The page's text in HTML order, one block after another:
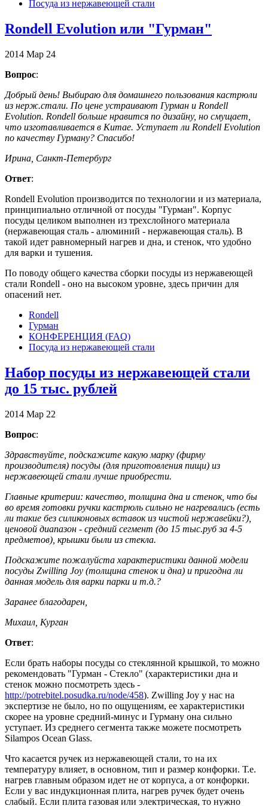
Посуда из нержавеющей стали
Rondell Evolution или "Гурман"
2014 Мар 24
Вопрос:
Добрый день! Выбираю для домашнего пользования кастрюли
из нерж.стали. По цене устраивают Гурман и Rondell
Evolution. Rondell больше нравится по дизайну, но смущает,
что изготавливается в Китае. Уступает ли Rondell Evolution
по качеству Гурману? Спасибо!
Ирина, Санкт-Петербург
Ответ:
Rondell Evolution производится по технологии и из материала,
принципиально отличной от посуды "Гурман". Корпус
посуды целиком выполнен из трехслойного материала
(нержавеющая сталь - алюминий - нержавеющая сталь). В
такой идет равномерный нагрев и дна, и стенок, что удобно
для варки и тушения.
По поводу общего качества сборки посуды из нержавеющей
стали Rondell - оно на высоком уровне, здесь причин для
опасений нет.
Rondell
Гурман
КОНФЕРЕНЦИЯ (FAQ)
Посуда из нержавеющей стали
Набор посуды из нержавеющей стали
до 15 тыс. рублей
2014 Мар 22
Вопрос:
Здравствуйте, подскажите какую марку (фирму
производителя) посуды (для приготовления пищи) из
нержавеющей стали лучше приобрести.
Главные критерии: качество, толщина дна и стенок, что бы
во время готовки ручки кастрюль сильно не нагревались (есть
ли такие без силиконовых вставок из чистой нержавейки?),
ценовой диапазон - средний сегмент (до 15 тыс.руб за 4-5
предметов), крышки были из стекла.
Подскажите пожалуйста характеристики данной модели
посуды Zwilling Joy (толщина стенок и дна) и пригодна ли
данная модель для варки парки и т.д.?
Заранее благодарен,
Михаил, Курган
Ответ:
Если брать наборы посуды со стеклянной крышкой, то можно
рекомендовать "Гурман - Стекло" (характеристики дна и
стенок можно посмотреть здесь -
http://potrebitel.posudka.ru/node/458). Zwilling Joy у нас на
экспертизе не было, но по ощущениям, ее характеристики
скорее на уровне средний-минус и Гурману она сильно
уступает. Из среднего сегмента также можете посмотреть
Silampos Ocean Glass.
Что касается ручек из нержавеющей стали, то на их
температуру влияет, в основном, тип и размер конфорки. Т.е.
нагрев главным образом идет не от корпуса, а от конфорки.
Если у вас индукционная плита, нагрев ручек будет очень
слабый. Если плита газовая или электрическая, то нужно